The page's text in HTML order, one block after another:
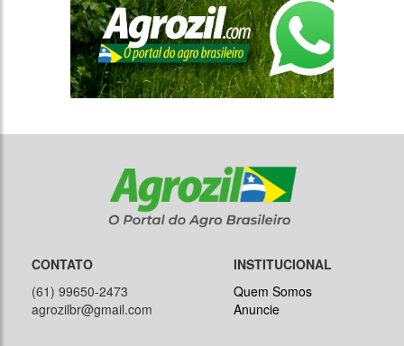
CONTATO
(61) 99650-2473
agrozilbr@gmail.com
INSTITUCIONAL
Quem Somos
Anuncie